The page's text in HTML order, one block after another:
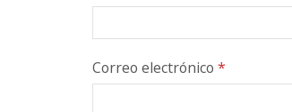
Correo electrónico *